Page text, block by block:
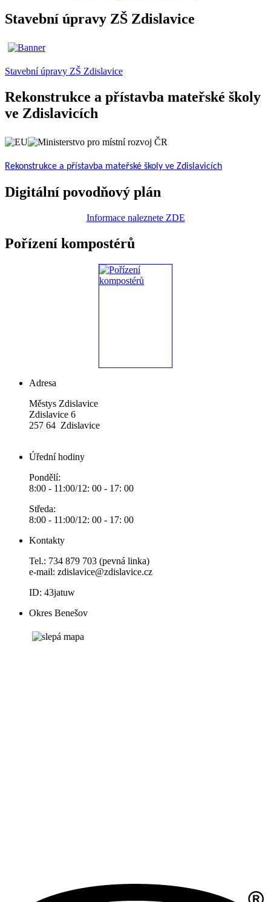
Stavební úpravy ZŠ Zdislavice
Stavební úpravy ZŠ Zdislavice
Rekonstrukce a přístavba mateřské školy
ve Zdislavicích
Rekonstrukce a přístavba mateřské školy ve Zdislavicích
Digitální povodňový plán
Informace naleznete ZDE
Pořízení kompostérů
Adresa
Městys Zdislavice
Zdislavice 6
257 64 Zdislavice
Úřední hodiny
Pondělí:
8:00 - 11:00/12: 00 - 17: 00
Středa:
8:00 - 11:00/12: 00 - 17: 00
Kontakty
Tel.: 734 879 703 (pevná linka)
e-mail: zdislavice@zdislavice.cz
ID: 43jatuw
Okres Benešov